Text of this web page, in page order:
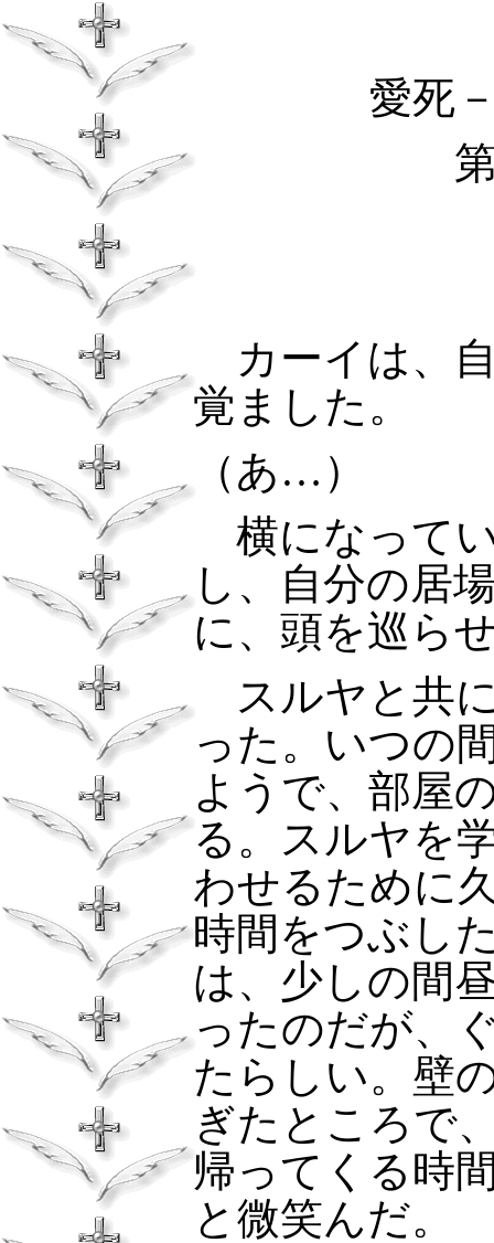
愛死
カーイは、
覚ました。
（あ…）
横になって
し、自分の居
に、頭を巡ら
スルヤと共
った。いつの
ようで、部屋
る。スルヤを
わせるために
時間をつぶし
は、少しの間
ったのだが、
たらしい。壁
ぎたところで
帰ってくる時
と微笑んだ。